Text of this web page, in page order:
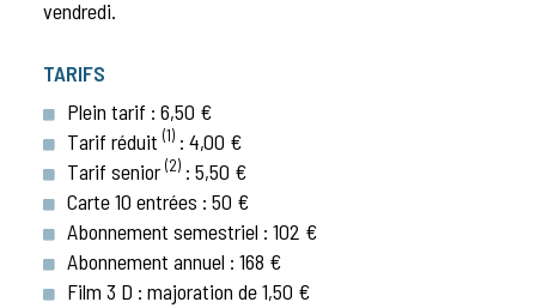
vendredi.
TARIFS
Plein tarif : 6,50 €
Tarif réduit (1) : 4,00 €
Tarif senior (2) : 5,50 €
Carte 10 entrées : 50 €
Abonnement semestriel : 102 €
Abonnement annuel : 168 €
Film 3 D : majoration de 1,50 €